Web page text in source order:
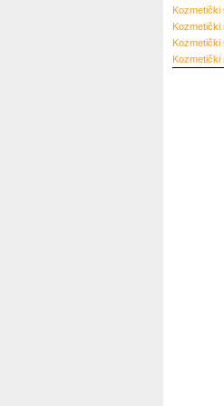
Kozmetički
Kozmetički
Kozmetički
Kozmetički